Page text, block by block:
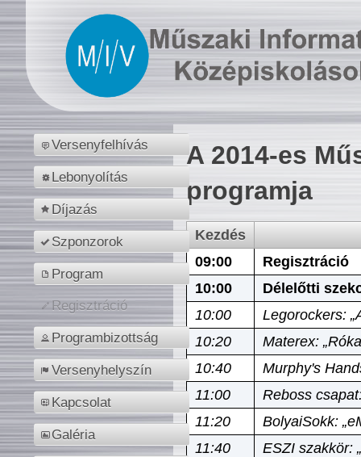
Versenyfelhívás
Lebonyolítás
Díjazás
Szponzorok
Program
Regisztráció
Programbizottság
Versenyhelyszín
Kapcsolat
Galéria
A 2014-es
programja
Kezdés
09:00
Regisztráció
10:00
Délelőtti
10:00
Legorockers:
10:20
Materex:
10:40
Murphy's
11:00
Reboss
11:20
BolyaiSokk:
11:40
ESZI szakkör: